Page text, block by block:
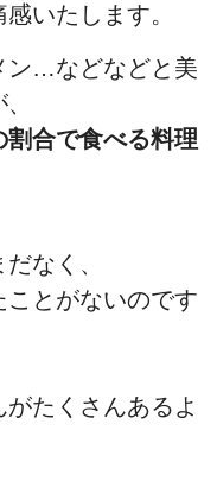
いたします。
ン…などなどと美
合で食べる料理
なく、
とがないのです
たくさんあるよ